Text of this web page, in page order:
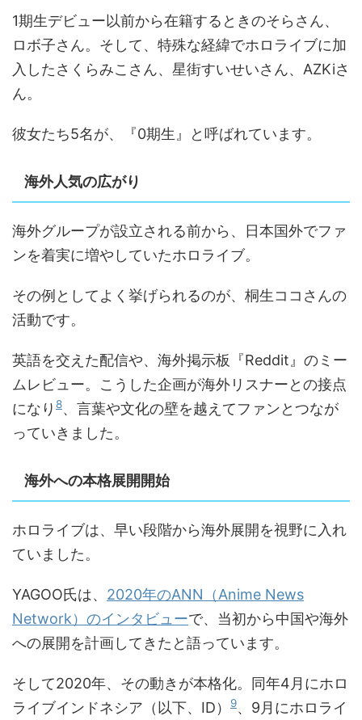
1期生デビュー以前から在籍するときのそらさん、
ロボ子さん。そして、特殊な経緯でホロライブに加
入したさくらみこさん、星街すいせいさん、AZKiさ
ん。
彼女たち5名が、『0期生』と呼ばれています。
海外人気の広がり
海外グループが設立される前から、日本国外でファ
ンを着実に増やしていたホロライブ。
その例としてよく挙げられるのが、桐生ココさんの
活動です。
英語を交えた配信や、海外掲示板『Reddit』のミー
ムレビュー。こうした企画が海外リスナーとの接点
になり 8、言葉や文化の壁を越えてファンとつなが
っていきました。
海外への本格展開開始
ホロライブは、早い段階から海外展開を視野に入れ
ていました。
YAGOO氏は、 2020年のANN（Anime News
Network）のインタビューで、当初から中国や海外
への展開を計画してきたと語っています。
そして2020年、その動きが本格化。同年4月にホロ
ライブインドネシア（以下、ID）
9、9月にホロライ